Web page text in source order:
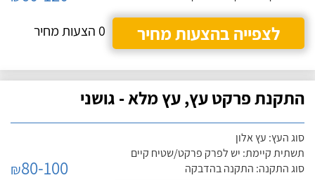
לצפייה בהצעות מחיר
0 הצעות מחיר
התקנת פרקט עץ, עץ מלא - גושני
סוג העץ: עץ אלון
תשתית קיימת: יש לפרק פרקט/שטיח קיים
סוג התקנה: התקנה בהדבקה
₪80-100